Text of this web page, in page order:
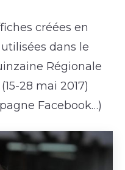
créées en
dans le
Régionale
28 mai 2017)
Facebook…)